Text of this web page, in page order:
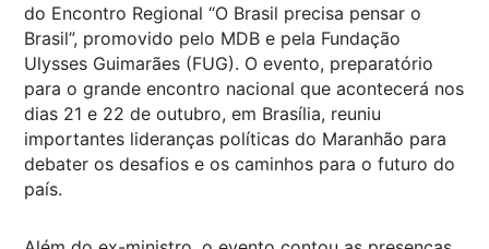
do Encontro Regional “O Brasil precisa pensar o
Brasil”, promovido pelo MDB e pela Fundação
Ulysses Guimarães (FUG). O evento, preparatório
para o grande encontro nacional que acontecerá nos
dias 21 e 22 de outubro, em Brasília, reuniu
importantes lideranças políticas do Maranhão para
debater os desafios e os caminhos para o futuro do
país.